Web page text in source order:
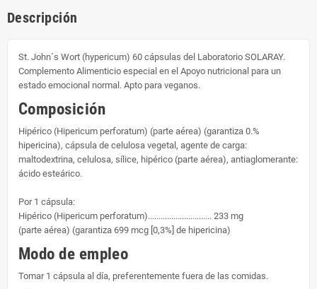
Descripción
St. John´s Wort (hypericum) 60 cápsulas del Laboratorio SOLARAY.
Complemento Alimenticio especial en el Apoyo nutricional para un
estado emocional normal. Apto para veganos.
Composición
Hipérico (Hipericum perforatum) (parte aérea) (garantiza 0.%
hipericina), cápsula de celulosa vegetal, agente de carga:
maltodextrina, celulosa, sílice, hipérico (parte aérea), antiaglomerante:
ácido esteárico.
Por 1 cápsula:
Hipérico (Hipericum perforatum).............................. 233 mg
(parte aérea) (garantiza 699 mcg [0,3%] de hipericina)
Modo de empleo
Tomar 1 cápsula al día, preferentemente fuera de las comidas.